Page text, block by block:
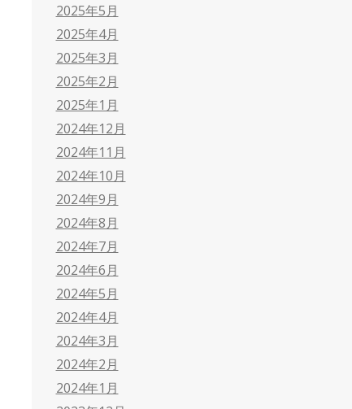
2025年5月
2025年4月
2025年3月
2025年2月
2025年1月
2024年12月
2024年11月
2024年10月
2024年9月
2024年8月
2024年7月
2024年6月
2024年5月
2024年4月
2024年3月
2024年2月
2024年1月